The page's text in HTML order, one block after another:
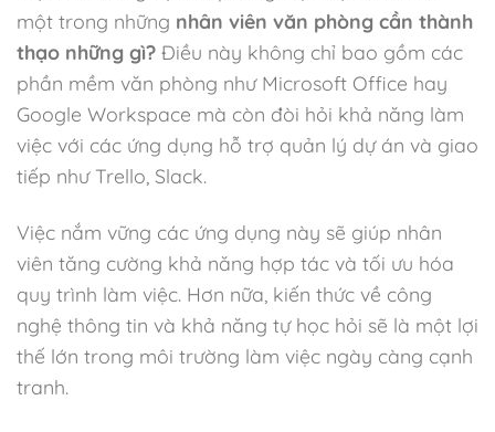
một trong những nhân viên văn phòng cần thành
thạo những gì? Điều này không chỉ bao gồm các
phần mềm văn phòng như Microsoft Office hay
Google Workspace mà còn đòi hỏi khả năng làm
việc với các ứng dụng hỗ trợ quản lý dự án và giao
tiếp như Trello, Slack.
Việc nắm vững các ứng dụng này sẽ giúp nhân
viên tăng cường khả năng hợp tác và tối ưu hóa
quy trình làm việc. Hơn nữa, kiến thức về công
nghệ thông tin và khả năng tự học hỏi sẽ là một lợi
thế lớn trong môi trường làm việc ngày càng cạnh
tranh.